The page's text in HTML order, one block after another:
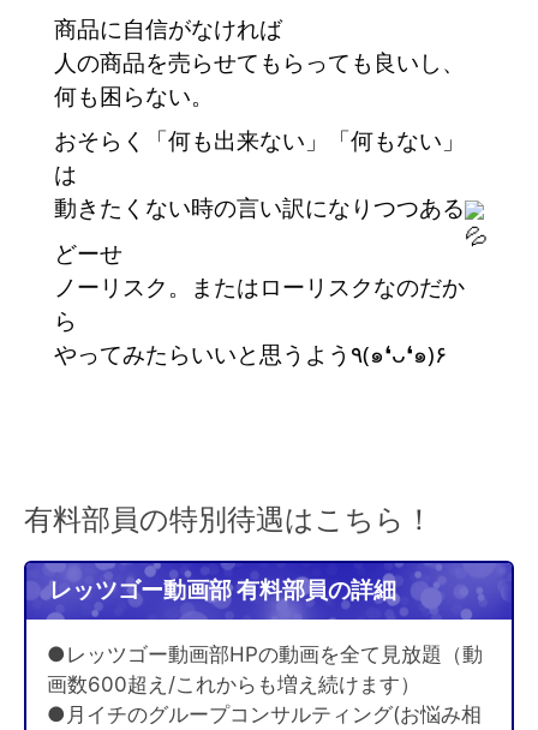
商品に自信がなければ
人の商品を売らせてもらっても良いし、
何も困らない。
おそらく「何も出来ない」「何もない」
は
動きたくない時の言い訳になりつつある
どーせ
ノーリスク。またはローリスクなのだか
ら
やってみたらいいと思うよう٩(๑❛ᴗ❛๑)۶
有料部員の特別待遇はこちら！
レッツゴー動画部 有料部員の詳細
●レッツゴー動画部HPの動画を全て見放題（動
画数600超え/これからも増え続けます）
●月イチのグループコンサルティング(お悩み相